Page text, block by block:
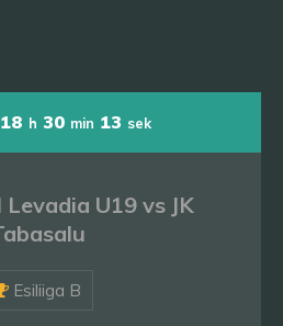
18 h 30 min 13 sek
Levadia U19 vs JK
Esiliiga B